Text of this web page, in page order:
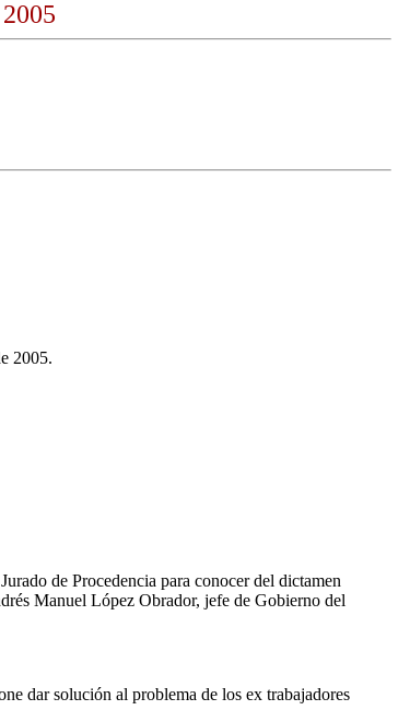
2005.
de Procedencia para conocer del dictamen
Manuel López Obrador, jefe de Gobierno del
dar solución al problema de los ex trabajadores